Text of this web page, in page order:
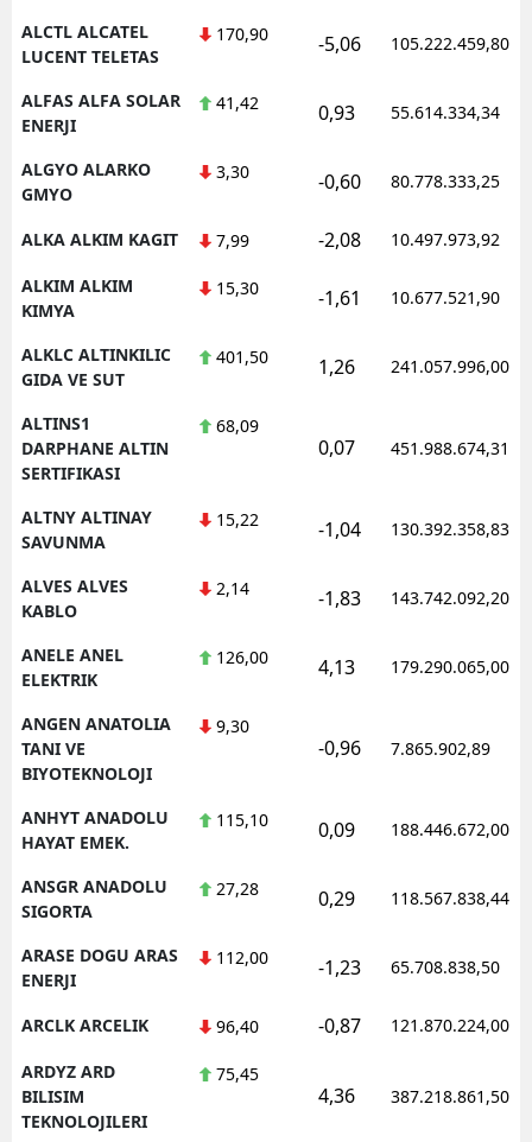
ALCTL ALCATEL
LUCENT TELETAS
170,90 -5,06 105.222.459,80
ALFAS ALFA SOLAR
ENERJI
41,42 0,93 55.614.334,34
ALGYO ALARKO
GMYO
3,30 -0,60 80.778.333,25
ALKA ALKIM KAGIT 7,99 -2,08 10.497.973,92
ALKIM ALKIM
KIMYA
15,30 -1,61 10.677.521,90
ALKLC ALTINKILIC
GIDA VE SUT
401,50 1,26 241.057.996,00
ALTINS1
DARPHANE ALTIN
SERTIFIKASI
68,09
0,07 451.988.674,31
ALTNY ALTINAY
SAVUNMA
15,22 -1,04 130.392.358,83
ALVES ALVES
KABLO
2,14 -1,83 143.742.092,20
ANELE ANEL
ELEKTRIK
126,00 4,13 179.290.065,00
ANGEN ANATOLIA
TANI VE
BIYOTEKNOLOJI
9,30
-0,96 7.865.902,89
ANHYT ANADOLU
HAYAT EMEK.
115,10 0,09 188.446.672,00
ANSGR ANADOLU
SIGORTA
27,28 0,29 118.567.838,44
ARASE DOGU ARAS
ENERJI
112,00 -1,23 65.708.838,50
ARCLK ARCELIK 96,40 -0,87 121.870.224,00
ARDYZ ARD
BILISIM
TEKNOLOJILERI
75,45
4,36 387.218.861,50